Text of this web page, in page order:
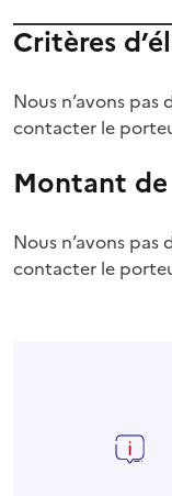
Critères
Nous n’avons
contacter le
Montant de
Nous n’avons
contacter le